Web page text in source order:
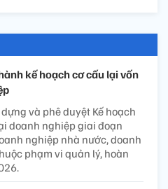
kế hoạch cơ cấu lại vốn
và phê duyệt Kế hoạch
doanh nghiệp giai đoạn
nghiệp nhà nước, doanh
phạm vi quản lý, hoàn